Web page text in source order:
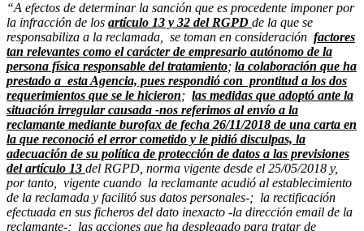
“A efectos de determinar la sanción que es procedente imponer por
la infracción de los artículo 13 y 32 del RGPD de la que se
responsabiliza a la reclamada, se toman en consideración factores
tan relevantes como el carácter de empresario autónomo de la
persona física responsable del tratamiento; la colaboración que ha
prestado a esta Agencia, pues respondió con prontitud a los dos
requerimientos que se le hicieron; las medidas que adoptó ante la
situación irregular causada -nos referimos al envío a la
reclamante mediante burofax de fecha 26/11/2018 de una carta en
la que reconoció el error cometido y le pidió disculpas, la
adecuación de su política de protección de datos a las previsiones
del artículo 13 del RGPD, norma vigente desde el 25/05/2018 y,
por tanto, vigente cuando la reclamante acudió al establecimiento
de la reclamada y facilitó sus datos personales-; la rectificación
efectuada en sus ficheros del dato inexacto -la dirección email de la
reclamante-; las acciones que ha desplegado para tratar de